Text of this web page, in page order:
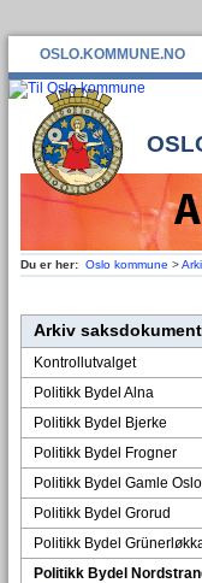
OSLO.KOMMUNE.NO
Du er her: Oslo kommune >
Arkiv
Kontrollutvalget
Politikk Bydel Alna
Politikk Bydel Bjerke
Politikk Bydel Frogner
Politikk Bydel Gamle Oslo
Politikk Bydel Grorud
Politikk Bydel
Politikk Bydel